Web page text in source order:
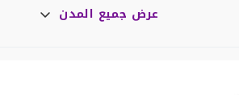
عرض جميع المدن